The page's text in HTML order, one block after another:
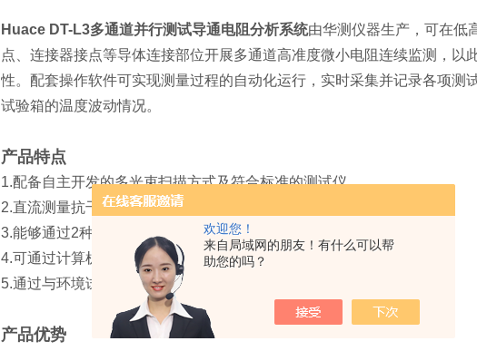
欢迎您！
来自局域网的朋友！有什么可以帮
助您的吗？
Huace DT-L3多通道并行测试导通电阻分析系统由华测仪器生产，可在低
点、连接器接点等导体连接部位开展多通道高准度微小电阻连续监测，
性。配套操作软件可实现测量过程的自动化运行，实时采集并记录各项测
试验箱的温度波动情况。
产品特点
1.配备自主开发的多光束扫描方式及符合标准的测试仪
2.直流测量抗干扰能力强
3.能够通过2种方法判定故障
4.可通过计算机进行实时测定，可在测定过程中编辑、浏览数据
5.通过与环境试验箱联动，大幅度优化试验效率
产品优势